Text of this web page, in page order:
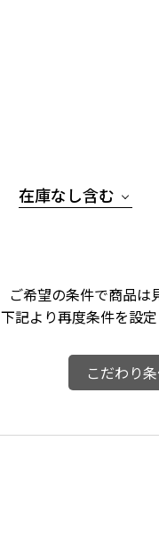
在庫なし含む
ご希望の条件で商品は
下記より再度条件を設
こだわり